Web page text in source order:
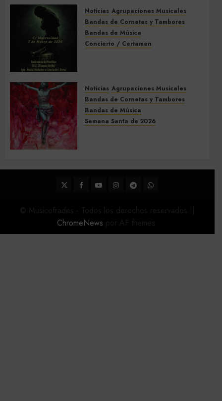
5 DE MARZO DE 2026 0
Noticias Agrupaciones Musicales
Bandas de Cornetas y Tambores
Bandas de Música
Concierto / Certamen
Noticias Agrupaciones Musicales
Bandas de Cornetas y Tambores
Bandas de Música
Semana Santa de 2026
22 DE FEBRERO DE 2026
0
TwitterFacebook
YoutubeInstagram
TelegramWhatsApp
ChromeNews